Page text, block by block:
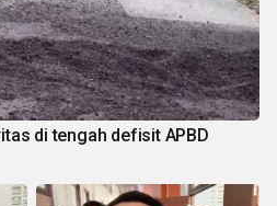
di tengah defisit APBD